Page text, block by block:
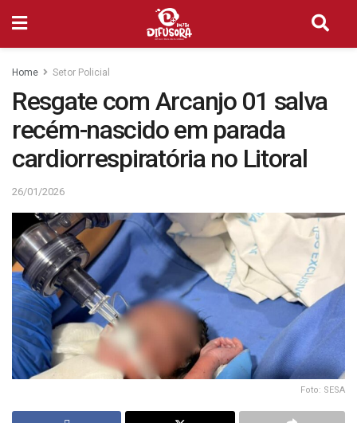
Home Setor Policial
Resgate com Arcanjo 01 salva
recém-nascido em parada
cardiorrespiratória no Litoral
26/01/2026
Foto: SESA